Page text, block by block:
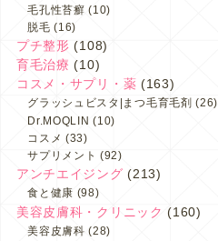
毛孔性苔癬 (10)
脱毛 (16)
プチ整形 (108)
育毛治療 (10)
コスメ・サプリ・薬 (163)
グラッシュビスタ|まつ毛育毛剤 (26)
Dr.MOQLIN (10)
コスメ (33)
サプリメント (92)
アンチエイジング (213)
食と健康 (98)
美容皮膚科・クリニック (160)
美容皮膚科 (28)